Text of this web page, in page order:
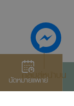
นัดหมายแพทย์
กลับสู่หน้าบน